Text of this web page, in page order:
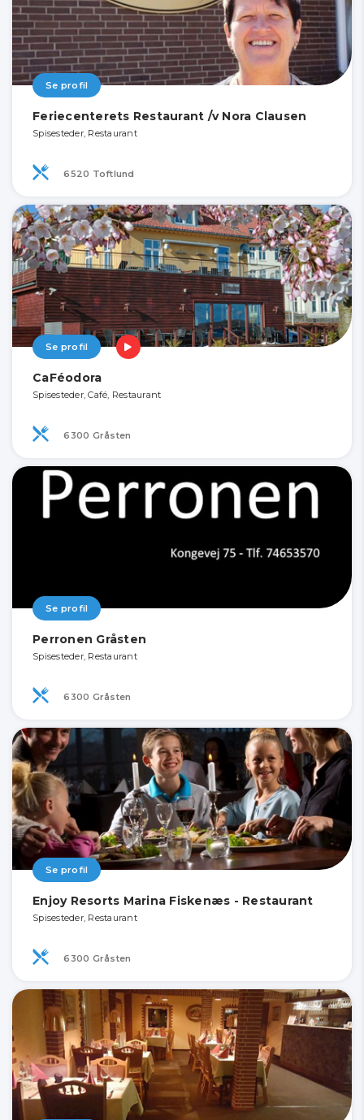
Se profil
Feriecenterets Restaurant /v Nora Clausen
Spisesteder, Restaurant
6520 Toftlund
Se profil
CaFéodora
Spisesteder, Café, Restaurant
6300 Gråsten
Se profil
Perronen Gråsten
Spisesteder, Restaurant
6300 Gråsten
Se profil
Enjoy Resorts Marina Fiskenæs - Restaurant
Spisesteder, Restaurant
6300 Gråsten